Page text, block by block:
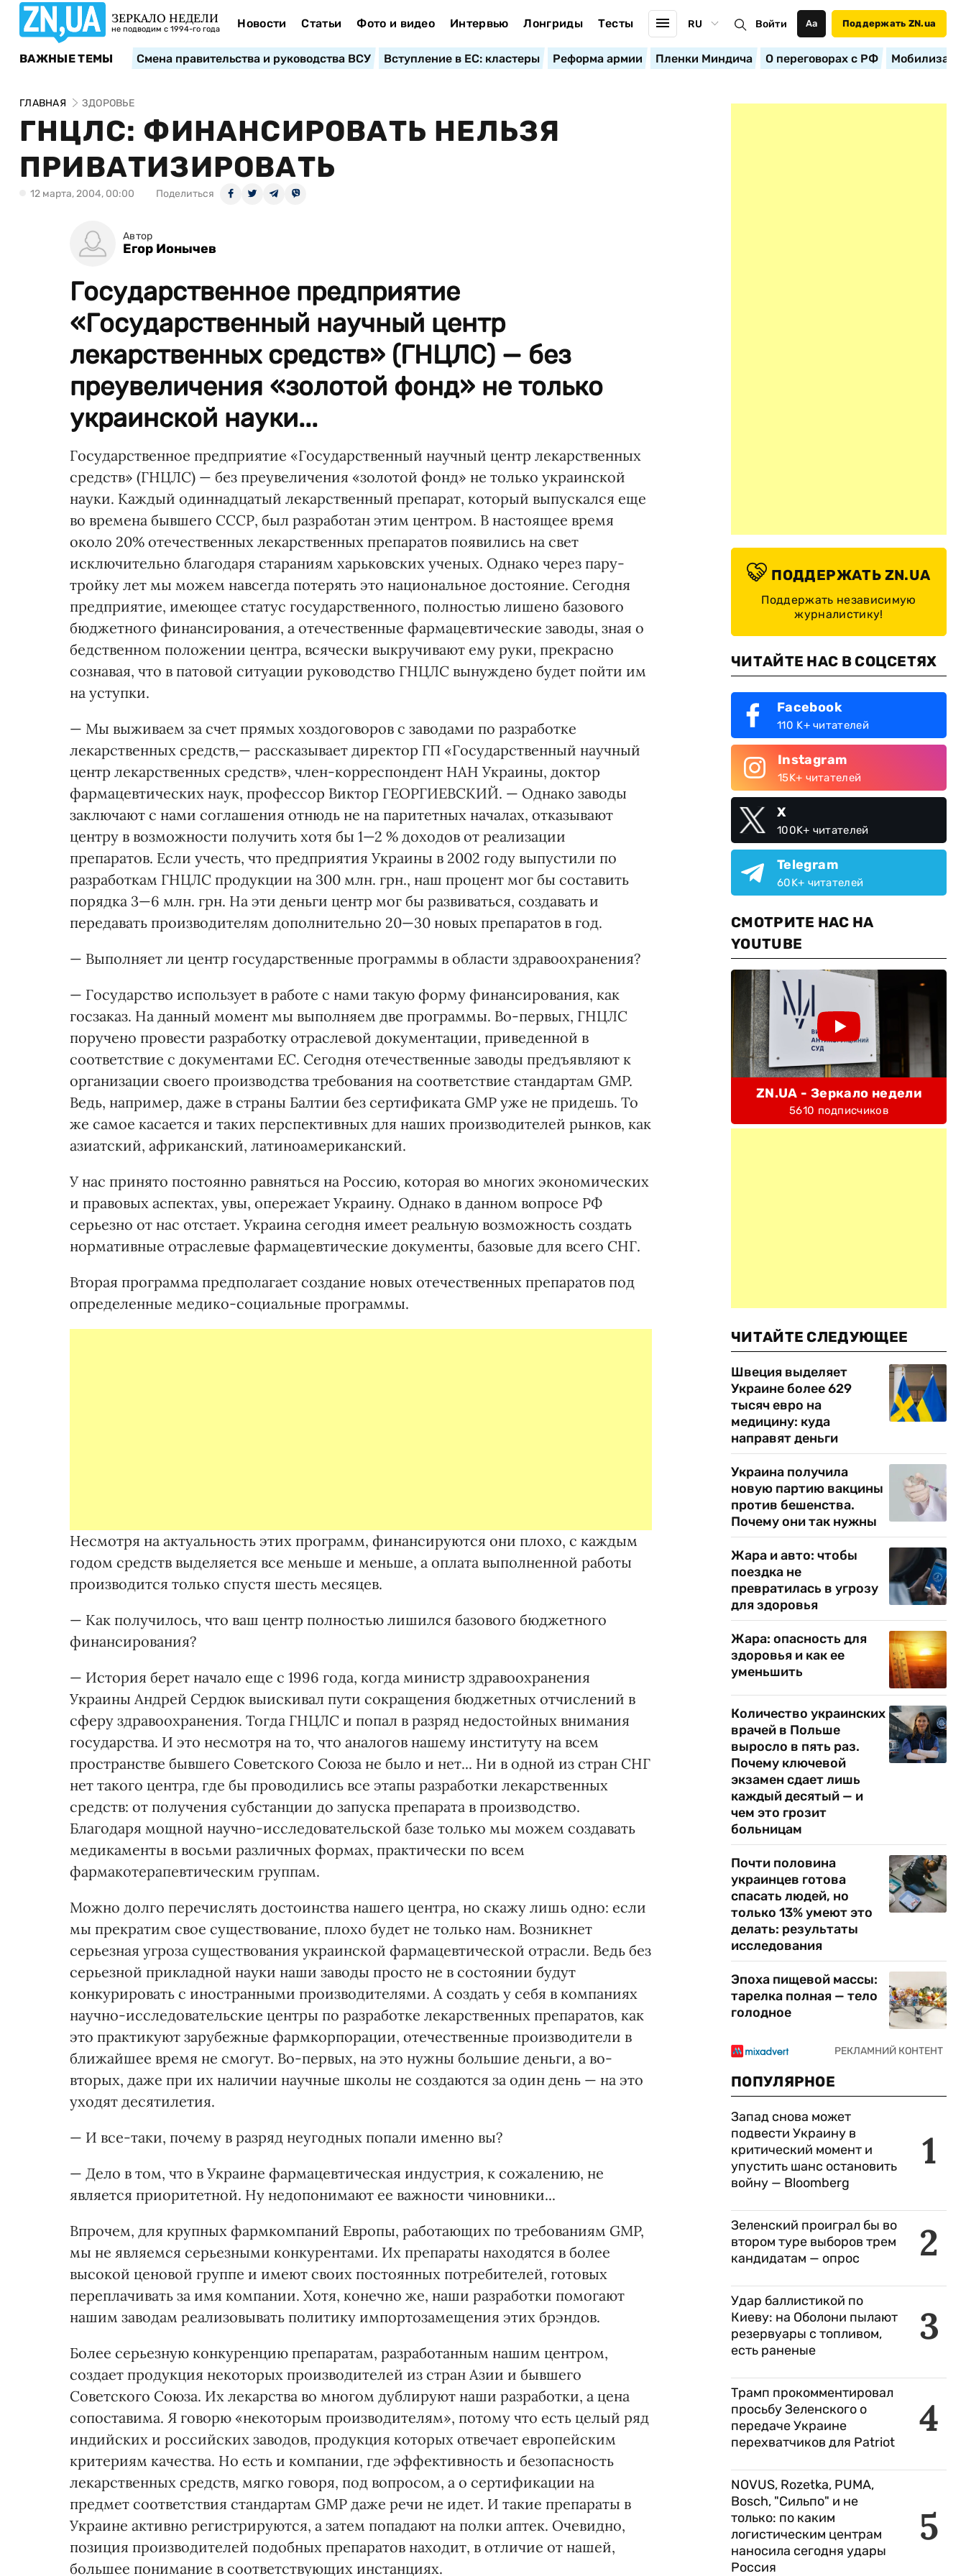
ЗЕРКАЛО НЕДЕЛИ
не подводим с 1994-го года Новости Статьи Фото и видео Интервью Лонгриды Тесты RU Войти Аа Поддержать ZN.ua
ВАЖНЫЕ ТЕМЫ Смена правительства и руководства ВСУ Вступление в ЕС: кластеры Реформа армии Пленки Миндича О переговорах с РФ
ГЛАВНАЯ ЗДОРОВЬЕ
ГНЦЛС: ФИНАНСИРОВАТЬ НЕЛЬЗЯ
ПРИВАТИЗИРОВАТЬ
12 марта, 2004, 00:00 Поделиться
Автор
Егор Ионычев
Государственное предприятие
«Государственный научный центр
лекарственных средств» (ГНЦЛС) — без
преувеличения «золотой фонд» не только
украинской науки...
Государственное предприятие «Государственный научный центр лекарственных
средств» (ГНЦЛС) — без преувеличения «золотой фонд» не только украинской
науки. Каждый одиннадцатый лекарственный препарат, который выпускался еще
во времена бывшего СССР, был разработан этим центром. В настоящее время
около 20% отечественных лекарственных препаратов появились на свет
исключительно благодаря стараниям харьковских ученых. Однако через пару-
тройку лет мы можем навсегда потерять это национальное достояние. Сегодня
предприятие, имеющее статус государственного, полностью лишено базового
бюджетного финансирования, а отечественные фармацевтические заводы, зная о
бедственном положении центра, всячески выкручивают ему руки, прекрасно
сознавая, что в патовой ситуации руководство ГНЦЛС вынуждено будет пойти им
на уступки.
— Мы выживаем за счет прямых хоздоговоров с заводами по разработке
лекарственных средств,— рассказывает директор ГП «Государственный научный
центр лекарственных средств», член-корреспондент НАН Украины, доктор
фармацевтических наук, профессор Виктор ГЕОРГИЕВСКИЙ. — Однако заводы
заключают с нами соглашения отнюдь не на паритетных началах, отказывают
центру в возможности получить хотя бы 1—2 % доходов от реализации
препаратов. Если учесть, что предприятия Украины в 2002 году выпустили по
разработкам ГНЦЛС продукции на 300 млн. грн., наш процент мог бы составить
порядка 3—6 млн. грн. На эти деньги центр мог бы развиваться, создавать и
передавать производителям дополнительно 20—30 новых препаратов в год.
— Выполняет ли центр государственные программы в области здравоохранения?
— Государство использует в работе с нами такую форму финансирования, как
госзаказ. На данный момент мы выполняем две программы. Во-первых, ГНЦЛС
поручено провести разработку отраслевой документации, приведенной в
соответствие с документами ЕС. Сегодня отечественные заводы предъявляют к
организации своего производства требования на соответствие стандартам GMP.
Ведь, например, даже в страны Балтии без сертификата GMP уже не придешь. То
же самое касается и таких перспективных для наших производителей рынков, как
азиатский, африканский, латиноамериканский.
У нас принято постоянно равняться на Россию, которая во многих экономических
и правовых аспектах, увы, опережает Украину. Однако в данном вопросе РФ
серьезно от нас отстает. Украина сегодня имеет реальную возможность создать
нормативные отраслевые фармацевтические документы, базовые для всего СНГ.
Вторая программа предполагает создание новых отечественных препаратов под
определенные медико-социальные программы.
Несмотря на актуальность этих программ, финансируются они плохо, с каждым
годом средств выделяется все меньше и меньше, а оплата выполненной работы
производится только спустя шесть месяцев.
— Как получилось, что ваш центр полностью лишился базового бюджетного
финансирования?
— История берет начало еще с 1996 года, когда министр здравоохранения
Украины Андрей Сердюк выискивал пути сокращения бюджетных отчислений в
сферу здравоохранения. Тогда ГНЦЛС и попал в разряд недостойных внимания
государства. И это несмотря на то, что аналогов нашему институту на всем
пространстве бывшего Советского Союза не было и нет... Ни в одной из стран СНГ
нет такого центра, где бы проводились все этапы разработки лекарственных
средств: от получения субстанции до запуска препарата в производство.
Благодаря мощной научно-исследовательской базе только мы можем создавать
медикаменты в восьми различных формах, практически по всем
фармакотерапевтическим группам.
Можно долго перечислять достоинства нашего центра, но скажу лишь одно: если
мы прекратим свое существование, плохо будет не только нам. Возникнет
серьезная угроза существования украинской фармацевтической отрасли. Ведь без
серьезной прикладной науки наши заводы просто не в состоянии будут
конкурировать с иностранными производителями. А создать у себя в компаниях
научно-исследовательские центры по разработке лекарственных препаратов, как
это практикуют зарубежные фармкорпорации, отечественные производители в
ближайшее время не смогут. Во-первых, на это нужны большие деньги, а во-
вторых, даже при их наличии научные школы не создаются за один день — на это
уходят десятилетия.
— И все-таки, почему в разряд неугодных попали именно вы?
— Дело в том, что в Украине фармацевтическая индустрия, к сожалению, не
является приоритетной. Ну недопонимают ее важности чиновники...
Впрочем, для крупных фармкомпаний Европы, работающих по требованиям GMP,
мы не являемся серьезными конкурентами. Их препараты находятся в более
высокой ценовой группе и имеют своих постоянных потребителей, готовых
переплачивать за имя компании. Хотя, конечно же, наши разработки помогают
нашим заводам реализовывать политику импортозамещения этих брэндов.
Более серьезную конкуренцию препаратам, разработанным нашим центром,
создает продукция некоторых производителей из стран Азии и бывшего
Советского Союза. Их лекарства во многом дублируют наши разработки, а цена
сопоставима. Я говорю «некоторым производителям», потому что есть целый ряд
индийских и российских заводов, продукция которых отвечает европейским
критериям качества. Но есть и компании, где эффективность и безопасность
лекарственных средств, мягко говоря, под вопросом, а о сертификации на
предмет соответствия стандартам GMP даже речи не идет. И такие препараты в
Украине активно регистрируются, а затем попадают на полки аптек. Очевидно,
позиция производителей подобных препаратов находит, в отличие от нашей,
большее понимание в соответствующих инстанциях.
ПОДДЕРЖАТЬ ZN.UA
Поддержать независимую
журналистику!
ЧИТАЙТЕ НАС В СОЦСЕТЯХ
Facebook
110 K+ читателей
Instagram
15K+ читателей
X
100K+ читателей
Telegram
60K+ читателей
СМОТРИТЕ НАС НА
YOUTUBE
ZN.UA - Зеркало недели
5610 подписчиков
ЧИТАЙТЕ СЛЕДУЮЩЕЕ
Швеция выделяет
Украине более 629
тысяч евро на
медицину: куда
направят деньги
Украина получила
новую партию вакцины
против бешенства.
Почему они так нужны
Жара и авто: чтобы
поездка не
превратилась в угрозу
для здоровья
Жара: опасность для
здоровья и как ее
уменьшить
Количество украинских
врачей в Польше
выросло в пять раз.
Почему ключевой
экзамен сдает лишь
каждый десятый — и
чем это грозит
больницам
Почти половина
украинцев готова
спасать людей, но
только 13% умеют это
делать: результаты
исследования
Эпоха пищевой массы:
тарелка полная — тело
голодное
ПОПУЛЯРНОЕ
1
Запад снова может
подвести Украину в
критический момент и
упустить шанс остановить
войну — Bloomberg
2
Зеленский проиграл бы во
втором туре выборов трем
кандидатам — опрос
3
Удар баллистикой по
Киеву: на Оболони пылают
резервуары с топливом,
есть раненые
4
Трамп прокомментировал
просьбу Зеленского о
передаче Украине
перехватчиков для Patriot
5
NOVUS, Rozetka, PUMA,
Bosch, "Сильпо" и не
только: по каким
логистическим центрам
наносила сегодня удары
Россия